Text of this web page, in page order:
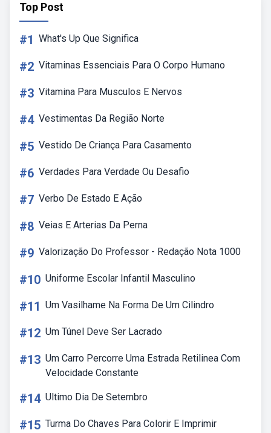
Top Post
#1 What's Up Que Significa
#2 Vitaminas Essenciais Para O Corpo Humano
#3 Vitamina Para Musculos E Nervos
#4 Vestimentas Da Região Norte
#5 Vestido De Criança Para Casamento
#6 Verdades Para Verdade Ou Desafio
#7 Verbo De Estado E Ação
#8 Veias E Arterias Da Perna
#9 Valorização Do Professor - Redação Nota 1000
#10 Uniforme Escolar Infantil Masculino
#11 Um Vasilhame Na Forma De Um Cilindro
#12 Um Túnel Deve Ser Lacrado
#13 Um Carro Percorre Uma Estrada Retilinea Com
Velocidade Constante
#14 Ultimo Dia De Setembro
#15 Turma Do Chaves Para Colorir E Imprimir